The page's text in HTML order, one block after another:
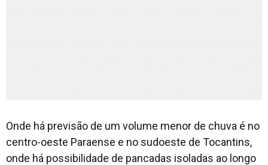
Onde há previsão de um volume menor de chuva é no
centro-oeste Paraense e no sudoeste de Tocantins,
onde há possibilidade de pancadas isoladas ao longo